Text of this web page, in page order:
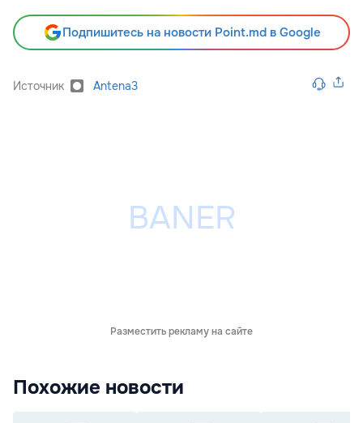
Подпишитесь на новости Point.md в Google
Источник Antena3
Разместить рекламу на сайте
Похожие новости